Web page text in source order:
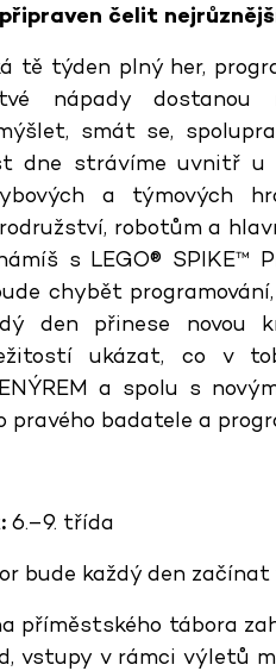
čelit
tě týden plný her,
nápady dostanou
smát se,
dne strávíme uvnitř u
a týmových
robotům a
s LEGO® SPIKE™
chybět
den přinese novou
ukázat, co v
a spolu s
pravého badatele a
6.–9. třída
bude každý den
příměstského tábora
vstupy v rámci výletů